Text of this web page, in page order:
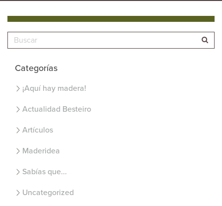
Categorías
¡Aquí hay madera!
Actualidad Besteiro
Artículos
Maderidea
Sabías que...
Uncategorized